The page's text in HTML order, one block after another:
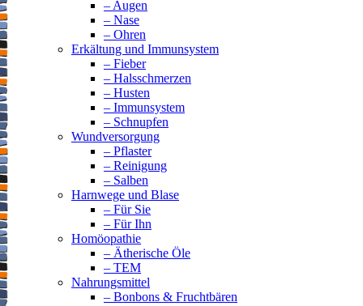
– Augen
– Nase
– Ohren
Erkältung und Immunsystem
– Fieber
– Halsschmerzen
– Husten
– Immunsystem
– Schnupfen
Wundversorgung
– Pflaster
– Reinigung
– Salben
Harnwege und Blase
– Für Sie
– Für Ihn
Homöopathie
– Ätherische Öle
– TEM
Nahrungsmittel
– Bonbons & Fruchtbären